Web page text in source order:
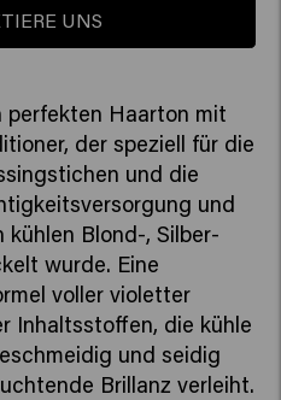
UNS
perfekten Haarton mit
der speziell für die
und die
und
kühlen Blond-, Silber-
wurde. Eine
voller violetter
Inhaltsstoffen, die kühle
und seidig
Brillanz verleiht.